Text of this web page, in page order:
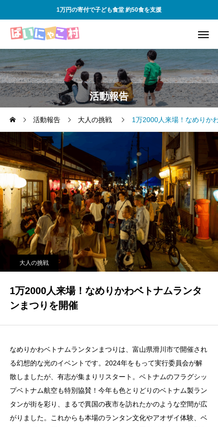
1万円の寄付で子ども食堂 約50食を支援
活動報告
活動報告 大人の挑戦 1万2000人来場！なめりか
大人の挑戦
1万2000人来場！なめりかわベトナムランタ
ンまつりを開催
なめりかわベトナムランタンまつりは、富山県滑川市で開催され
る幻想的な光のイベントです。2024年をもって実行委員会が解
散しましたが、有志が集まりリスタート。ベトナムのフラグシッ
プベトナム航空も特別協賛！今年も色とりどりのベトナム製ラン
タンが街を彩り、まるで異国の夜市を訪れたかのような空間が広
がりました。これからも本場のランタン文化やアオザイ体験、ベ